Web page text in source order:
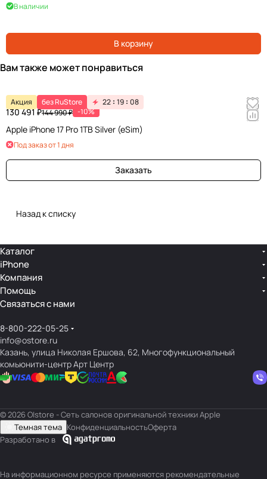
В наличии
В корзину
Вам также может понравиться
Акция без RuStore 22 19 08
130 491 ₽144 990 ₽ -10%
Apple iPhone 17 Pro 1TB Silver (eSim)
Под заказ от 1 дня
Заказать
Назад к списку
Каталог
iPhone
Компания
Помощь
Связаться с нами
8-800-222-05-25
info@ostore.ru
Казань, улица Николая Ершова, 62, Многофункциональный
комьюнити-центр Арт Центр
© 2026 O|store - Сеть салонов оригинальной техники Apple
Темная тема КонфиденциальностьОферта
Разработано в
На информационном ресурсе применяются рекомендательные